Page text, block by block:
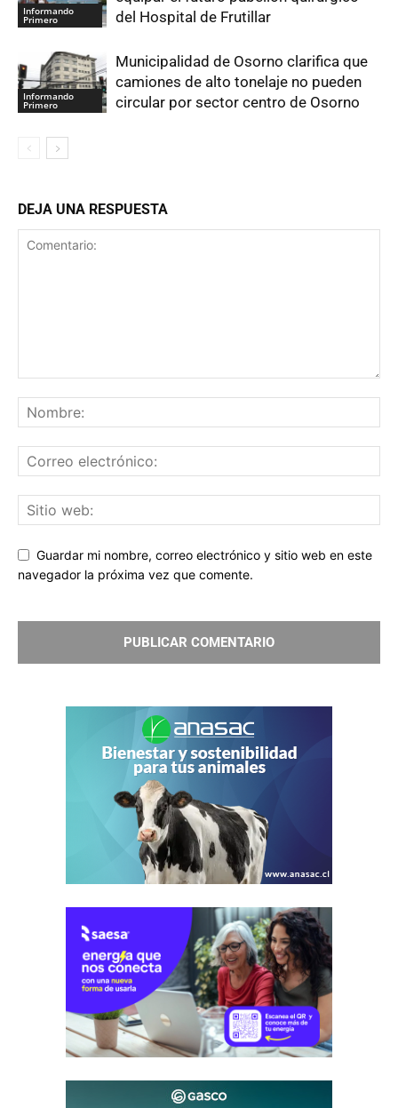
Informando
Primero
del Hospital de Frutillar
Informando
Primero
Municipalidad de Osorno clarifica que
camiones de alto tonelaje no pueden
circular por sector centro de Osorno
DEJA UNA RESPUESTA
Guardar mi nombre, correo electrónico y sitio web en este
navegador la próxima vez que comente.